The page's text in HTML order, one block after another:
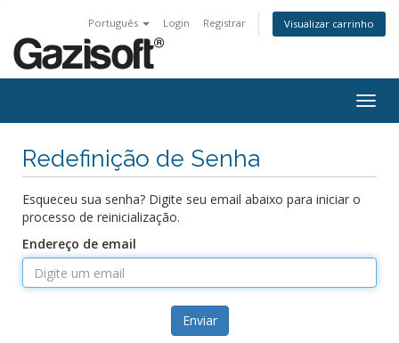
Português Login Registrar Visualizar carrinho
Redefinição de Senha
Esqueceu sua senha? Digite seu email abaixo para iniciar o
processo de reinicialização.
Endereço de email
Enviar